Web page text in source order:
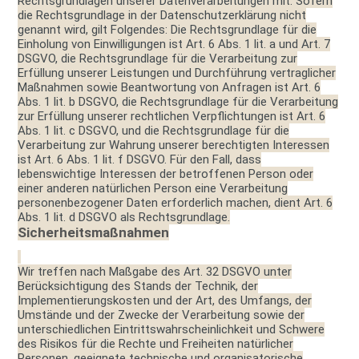
die Rechtsgrundlage in der Datenschutzerklärung nicht
genannt wird, gilt Folgendes: Die Rechtsgrundlage für die
Einholung von Einwilligungen ist Art. 6 Abs. 1 lit. a und Art. 7
DSGVO, die Rechtsgrundlage für die Verarbeitung zur
Erfüllung unserer Leistungen und Durchführung vertraglicher
Maßnahmen sowie Beantwortung von Anfragen ist Art. 6
Abs. 1 lit. b DSGVO, die Rechtsgrundlage für die Verarbeitung
zur Erfüllung unserer rechtlichen Verpflichtungen ist Art. 6
Abs. 1 lit. c DSGVO, und die Rechtsgrundlage für die
Verarbeitung zur Wahrung unserer berechtigten Interessen
ist Art. 6 Abs. 1 lit. f DSGVO. Für den Fall, dass
lebenswichtige Interessen der betroffenen Person oder
einer anderen natürlichen Person eine Verarbeitung
personenbezogener Daten erforderlich machen, dient Art. 6
Abs. 1 lit. d DSGVO als Rechtsgrundlage.
Sicherheitsmaßnahmen
Wir treffen nach Maßgabe des Art. 32 DSGVO unter
Berücksichtigung des Stands der Technik, der
Implementierungskosten und der Art, des Umfangs, der
Umstände und der Zwecke der Verarbeitung sowie der
unterschiedlichen Eintrittswahrscheinlichkeit und Schwere
des Risikos für die Rechte und Freiheiten natürlicher